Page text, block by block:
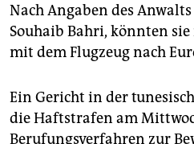
Nach Angaben des
Souhaib Bahri, könnten
mit dem Flugzeug nach
Ein Gericht in der
die Haftstrafen am
Berufungsverfahren zur